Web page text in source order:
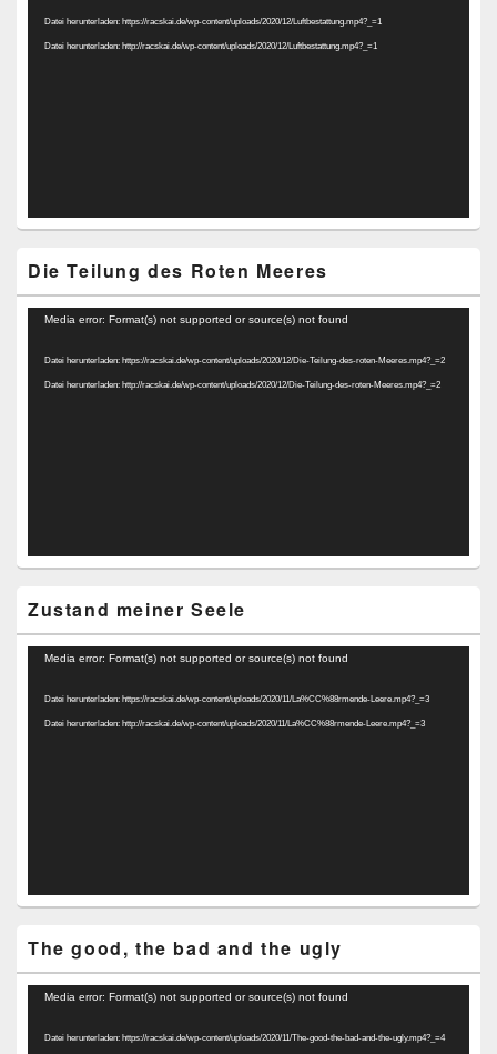
Datei herunterladen: https://racskai.de/wp-content/uploads/2020/12/Luftbestattung.mp4?_=1
Datei herunterladen: http://racskai.de/wp-content/uploads/2020/12/Luftbestattung.mp4?_=1
Die Teilung des Roten Meeres
Video-
Media error: Format(s) not supported or source(s) not found
Datei herunterladen: https://racskai.de/wp-content/uploads/2020/12/Die-Teilung-des-roten-Meeres.mp4?_=2
Datei herunterladen: http://racskai.de/wp-content/uploads/2020/12/Die-Teilung-des-roten-Meeres.mp4?_=2
Zustand meiner Seele
Video-
Media error: Format(s) not supported or source(s) not found
Datei herunterladen: https://racskai.de/wp-content/uploads/2020/11/La%CC%88rmende-Leere.mp4?_=3
Datei herunterladen: http://racskai.de/wp-content/uploads/2020/11/La%CC%88rmende-Leere.mp4?_=3
The good, the bad and the ugly
Video-
Media error: Format(s) not supported or source(s) not found
Datei herunterladen: https://racskai.de/wp-content/uploads/2020/11/The-good-the-bad-and-the-ugly.mp4?_=4